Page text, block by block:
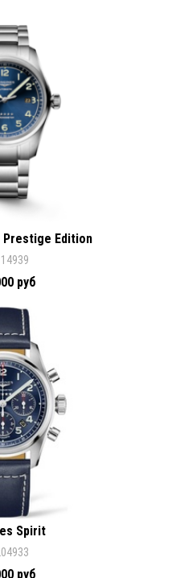
Edition
руб
Spirit
руб